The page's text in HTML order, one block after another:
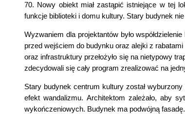
70. Nowy obiekt miał zastąpić istniejące w tej
funkcje biblioteki i domu kultury. Stary budynek
Wyzwaniem dla projektantów było
przed wejściem do budynku oraz alejki z
oraz infrastruktury przełożyło się na nietypowy
zdecydowali się cały program zrealizować na
Stary budynek centrum kultury został
efekt wandalizmu. Architektom zależało, aby
wykończeniowych. Budynek ma podwójną